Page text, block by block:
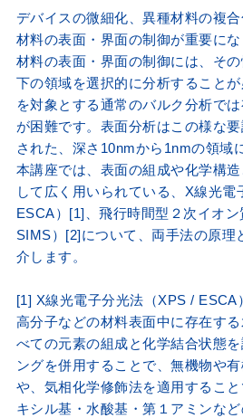
デバイスの微細化、異種材料の複合
材料の表面・界面の制御が重要にな
材料の表面・界面の制御には、そ
下の領域を選択的に分析すること
を対象とする通常のバルク分析で
が困難です。表面分析はこの様な
された、深さ10nmから1nmの領域
本講座では、表面の組成や化学構
して広く用いられている、X線光電
ESCA）[1]、飛行時間型２次イオ
SIMS）[2]について、両手法の原理
介します。
[1] X線光電子分光法（XPS / ESCA
高分子などの材料表面中に存在す
べての元素の組成と化学結合状態
ングを併用することで、無機物や
や、気相化学修飾法を適用するこ
キシル基・水酸基・第１アミンなど